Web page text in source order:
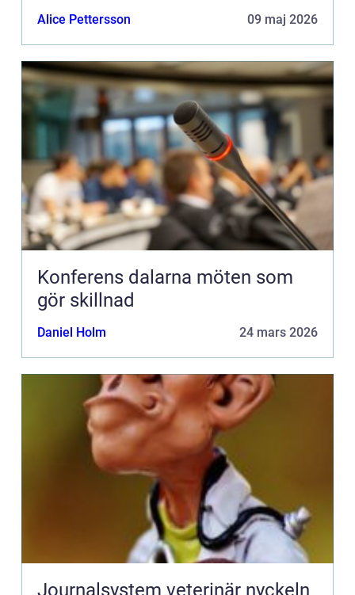
Alice Pettersson 09 maj 2026
Konferens dalarna möten som
gör skillnad
Daniel Holm 24 mars 2026
Journalsystem veterinär nyckeln